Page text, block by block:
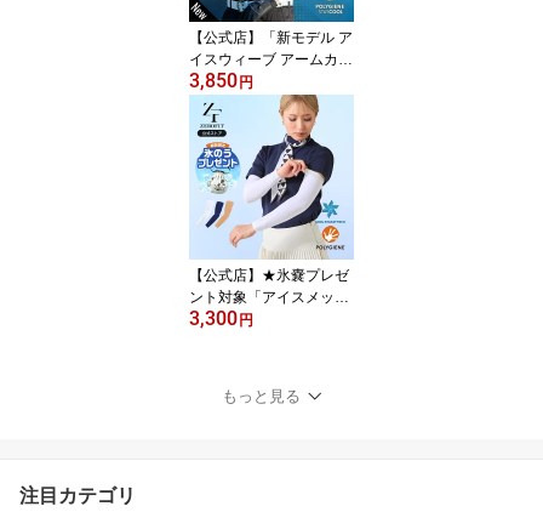
オンスポーツ
【公式店】「新モデル ア
イスウィーブ アームカバ
ー」リニューアル メンズ
レディース 冷感 uvカッ
ト スポーツ ゴルフ 接触
冷感インナー スポーツウ
ェア UV手袋 ICE WEAVE
夏用 日焼け予防 紫外線
予防 ZEROFIT ゼロフィ
ット イオンスポーツ
3,850 円
【公式店】★氷嚢プレゼ
ント対象「アイスメッシ
ュ アームカバー」返品交
接触冷感インナー スポー
ツウェア UV手袋 ICE ME
3,300 円
もっと見る
注目カテゴリ